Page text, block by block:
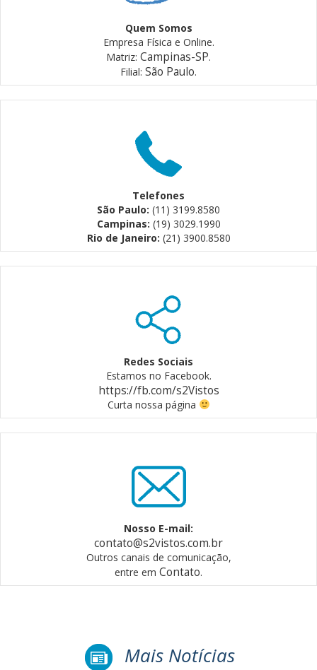
Quem Somos
Empresa Física e Online.
Matriz: Campinas-SP.
Filial: São Paulo.
Telefones
São Paulo: (11) 3199.8580
Campinas: (19) 3029.1990
Rio de Janeiro: (21) 3900.8580
Redes Sociais
Estamos no Facebook.
https://fb.com/s2Vistos
Curta nossa página
Nosso E-mail:
contato@s2vistos.com.br
Outros canais de comunicação,
entre em Contato.
Mais Notícias